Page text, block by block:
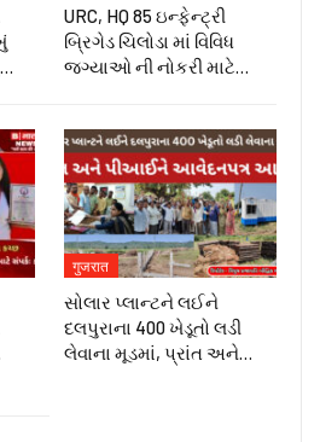
URC, HQ 85 ઇન્ફેન્ટ્રી
બ્રિગેડ ચિલોડા માં વિવિધ
જગ્યાઓ ની નોકરી માટે…
गुजरात
સોલાર પ્લાન્ટને લઈને
દલપુરાના 400 ખેડૂતો લડી
લેવાના મૂડમાં, પ્રાંત અને…